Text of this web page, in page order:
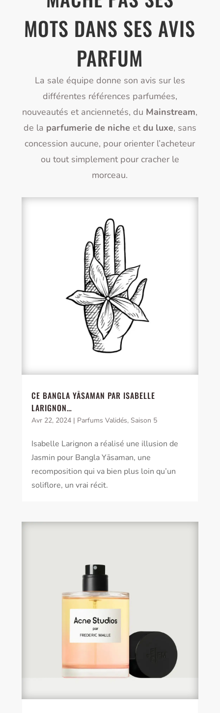
MOTS DANS SES AVIS
PARFUM
La sale équipe donne son avis sur les
différentes références parfumées,
nouveautés et anciennetés, du Mainstream,
de la parfumerie de niche etdu luxe, sans
concession aucune, pour orienter l’acheteur
ou tout simplement pour cracher le
morceau.
CE BANGLA YĀSAMAN PAR ISABELLE
LARIGNON…
Avr 22, 2024| Parfums Validés, Saison 5
Isabelle Larignon a réalisé une illusion de
Jasmin pour Bangla Yāsaman, une
recomposition qui va bien plus loin qu’un
soliflore, un vrai récit.